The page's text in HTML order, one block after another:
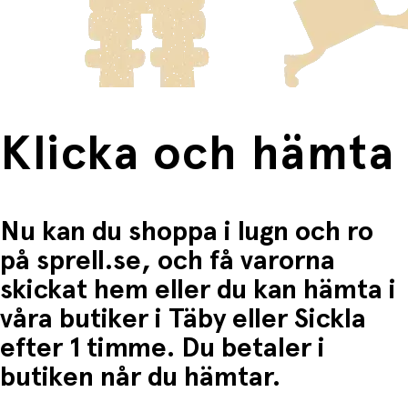
frakten för dessa varor visas i kassan.
Fri frakt när du handlar för mer än 1500:-
Klicka och hämta
Nu kan du shoppa i lugn och ro
på sprell.se, och få varorna
skickat hem eller du kan hämta i
våra butiker i Täby eller Sickla
efter 1 timme. Du betaler i
butiken når du hämtar.